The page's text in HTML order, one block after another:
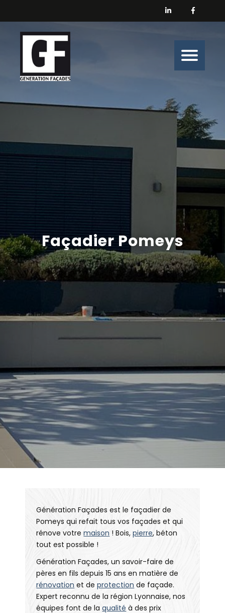
Générations Façades
Nos prestations
Nos belles histoires de chantiers
Nous contacter
Générations Façades s’engage
Recrutement
Façadier Pomeys
Génération Façades est le façadier de
Pomeys qui refait tous vos façades et qui
rénove votremaison ! Bois,pierre, béton
tout est possible !
Génération Façades, un savoir-faire de
pères en fils depuis 15 ans en matière de
rénovation et deprotection de façade.
Expert reconnu de la région Lyonnaise, nos
équipes font de laqualité à des prix